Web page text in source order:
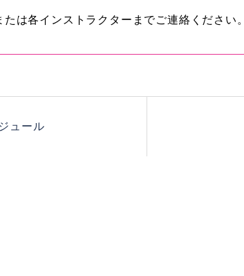
は各インストラクターまでご連絡ください。
ュール